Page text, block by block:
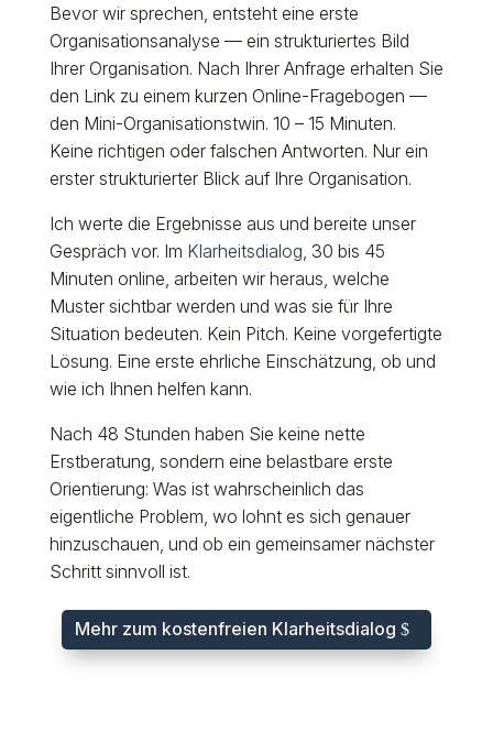
Bevor wir sprechen, entsteht eine erste
Organisationsanalyse — ein strukturiertes Bild
Ihrer Organisation. Nach Ihrer Anfrage erhalten Sie
den Link zu einem kurzen Online-Fragebogen —
den Mini-Organisationstwin. 10 – 15 Minuten.
Keine richtigen oder falschen Antworten. Nur ein
erster strukturierter Blick auf Ihre Organisation.
Ich werte die Ergebnisse aus und bereite unser
Gespräch vor. Im Klarheitsdialog , 30 bis 45
Minuten online, arbeiten wir heraus, welche
Muster sichtbar werden und was sie für Ihre
Situation bedeuten. Kein Pitch. Keine vorgefertigte
Lösung. Eine erste ehrliche Einschätzung, ob und
wie ich Ihnen helfen kann.
Nach 48 Stunden haben Sie keine nette
Erstberatung, sondern eine belastbare erste
Orientierung: Was ist wahrscheinlich das
eigentliche Problem, wo lohnt es sich genauer
hinzuschauen, und ob ein gemeinsamer nächster
Schritt sinnvoll ist.
Mehr zum kostenfreien Klarheitsdialog